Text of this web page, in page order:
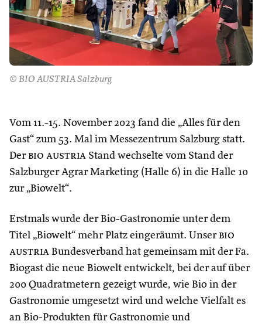
© BIO AUSTRIA Salzburg
Vom 11.-15. November 2023 fand die „Alles für den
Gast“ zum 53. Mal im Messezentrum Salzburg statt.
Der bio austria Stand wechselte vom Stand der
Salzburger Agrar Marketing (Halle 6) in die Halle 10
zur „Biowelt“.
Erstmals wurde der Bio-Gastronomie unter dem
Titel „Biowelt“ mehr Platz eingeräumt. Unser bio
austria Bundesverband hat gemeinsam mit der Fa.
Biogast die neue Biowelt entwickelt, bei der auf über
200 Quadratmetern gezeigt wurde, wie Bio in der
Gastronomie umgesetzt wird und welche Vielfalt es
an Bio-Produkten für Gastronomie und